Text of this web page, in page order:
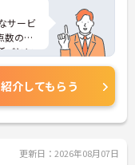
サービ
数の多
ごとに
力で
るた
本部や
おり、
長期的
紹介してもらう
更新日：2026年08月07日